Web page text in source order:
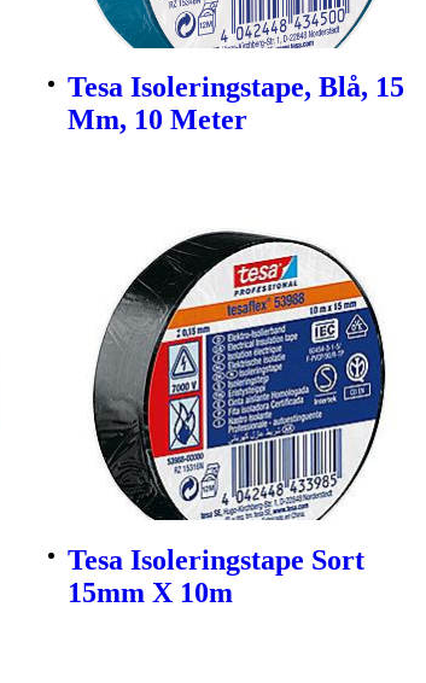
Tesa Isoleringstape, Blå, 15
Mm, 10 Meter
Tesa Isoleringstape Sort
15mm X 10m